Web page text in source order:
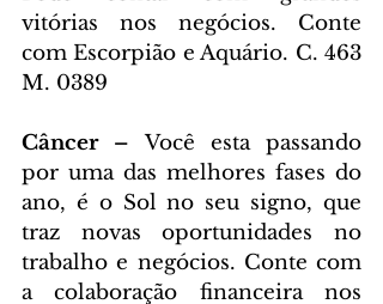
vitórias nos negócios. Conte
com Escorpião e Aquário. C. 463
M. 0389
Câncer – Você esta passando
por uma das melhores fases do
ano, é o Sol no seu signo, que
traz novas oportunidades no
trabalho e negócios. Conte com
a colaboração financeira nos